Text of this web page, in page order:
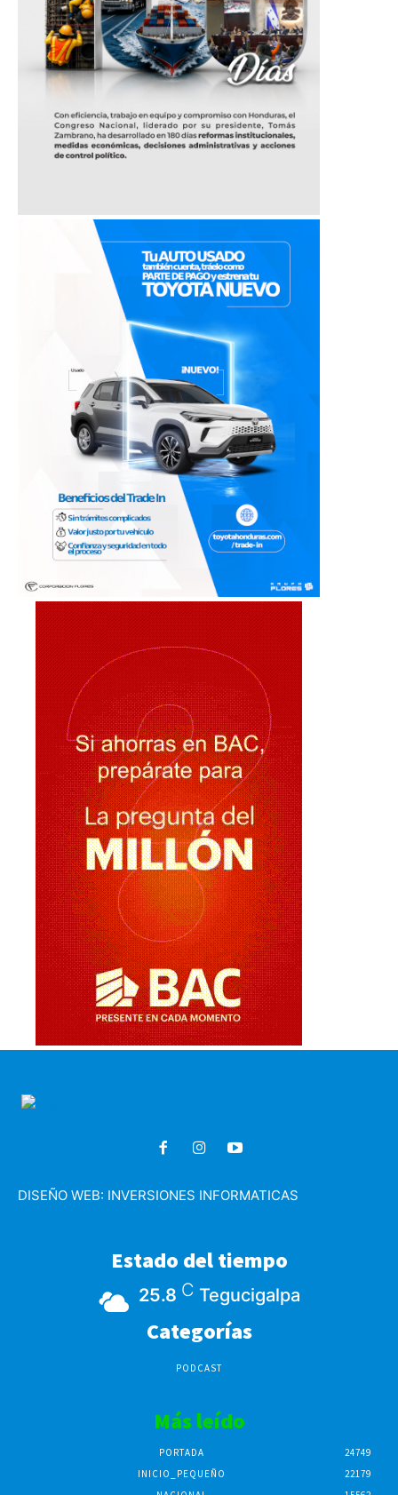
DISEÑO WEB: INVERSIONES INFORMATICAS
Estado del tiempo
25.8 C Tegucigalpa
Categorías
PODCAST
Más leído
PORTADA
24749
INICIO_PEQUEÑO
22179